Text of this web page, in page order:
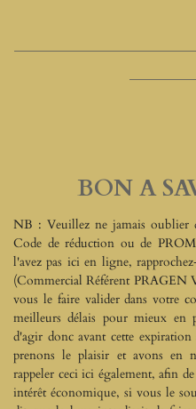
BON A
NB : Veuillez ne jamais oublier
Code de réduction ou de
l'avez pas ici en ligne,
(Commercial Référent PRAGEN
vous le faire valider dans votre
meilleurs délais pour mieux
d'agir donc avant cette
prenons le plaisir et avons en
rappeler ceci ici également, afin
intérêt économique, si vous le